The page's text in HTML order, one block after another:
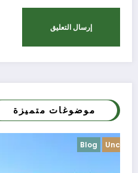
موضوغات متميزة
Uncategorized